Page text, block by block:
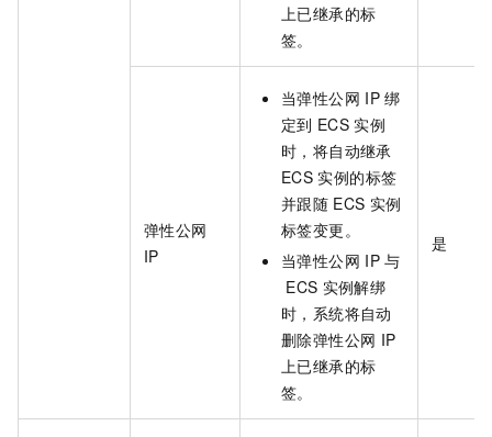
上已继承的标
签。
弹性公网
IP
当弹性公网 IP 绑
定到 ECS 实例
时，将自动继承
ECS 实例的标签
并跟随 ECS 实例
标签变更。
当弹性公网 IP 与
ECS 实例解绑
时，系统将自动
删除弹性公网 IP
上已继承的标
签。
是